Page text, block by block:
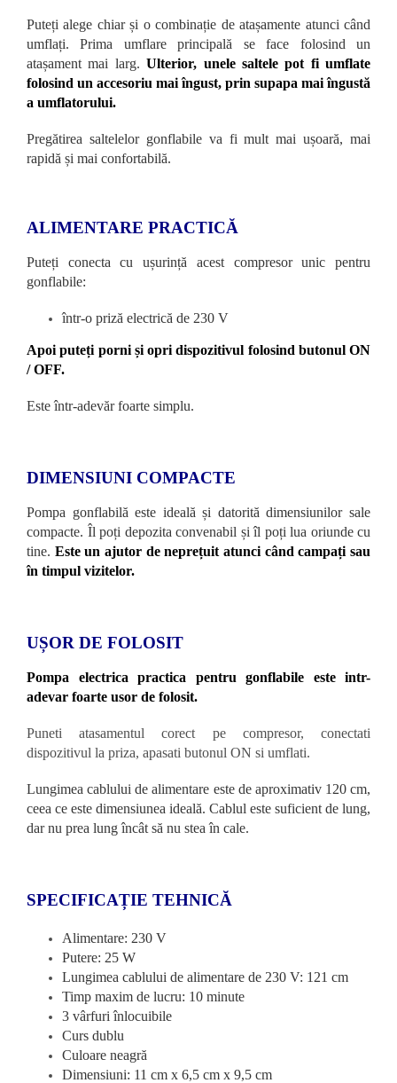
Puteți alege chiar și o combinație de atașamente atunci când
umflați. Prima umflare principală se face folosind un
atașament mai larg.Ulterior, unele saltele pot fi umflate
folosind un accesoriu mai îngust, prin supapa mai îngustă
a umflatorului.
Pregătirea saltelelor gonflabile va fi mult mai ușoară, mai
rapidă și mai confortabilă.
ALIMENTARE PRACTICĂ
Puteți conecta cu ușurință acest compresor unic pentru
gonflabile:
într-o priză electrică de 230 V
Apoi puteți porni și opri dispozitivul folosind butonul ON
/ OFF.
Este într-adevăr foarte simplu.
DIMENSIUNI COMPACTE
Pompa gonflabilă este ideală și datorită dimensiunilor sale
compacte. Îl poți depozita convenabil și îl poți lua oriunde cu
tine. Este un ajutor de neprețuit atunci când campați sau
în timpul vizitelor.
UȘOR DE FOLOSIT
Pompa electrica practica pentru gonflabile este intr-
adevar foarte usor de folosit.
Puneti atasamentul corect pe compresor, conectati
dispozitivul la priza, apasati butonul ON si umflati.
Lungimea cablului de alimentare este de aproximativ 120 cm,
ceea ce este dimensiunea ideală. Cablul este suficient de lung,
dar nu prea lung încât să nu stea în cale.
SPECIFICAȚIE TEHNICĂ
Alimentare: 230 V
Putere: 25 W
Lungimea cablului de alimentare de 230 V: 121 cm
Timp maxim de lucru: 10 minute
3 vârfuri înlocuibile
Curs dublu
Culoare neagră
Dimensiuni: 11 cm x 6,5 cm x 9,5 cm